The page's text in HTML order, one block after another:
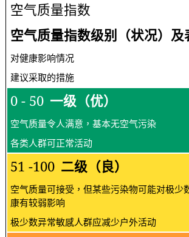
空气质量指数
空气质量指数级别（状况）及
对健康影响情况
建议采取的措施
0 - 50 一级（优）
空气质量令人满意，基本无空气污染
各类人群可正常活动
51 -100 二级（良）
空气质量可接受，但某些污染物可能对极少
康有较弱影响
极少数异常敏感人群应减少户外活动